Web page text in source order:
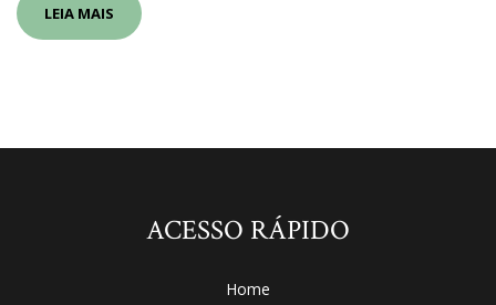
LEIA MAIS
ACESSO RÁPIDO
Home